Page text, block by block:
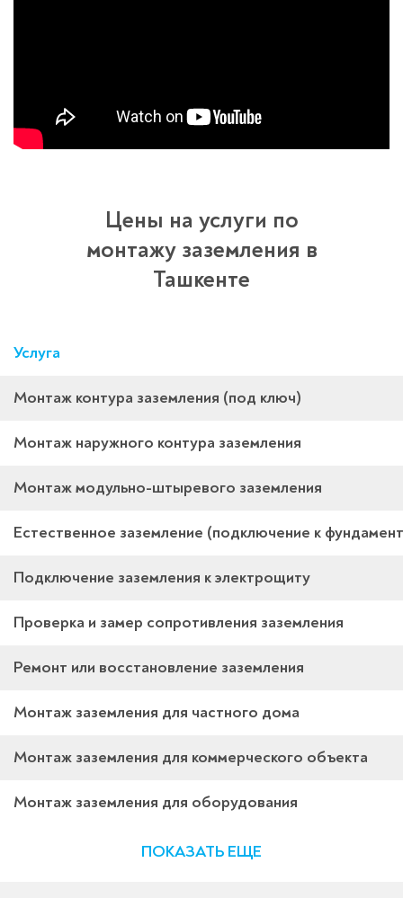
Цены на услуги по
монтажу заземления в
Ташкенте
Услуга
Монтаж контура заземления (под ключ)
Монтаж наружного контура заземления
Монтаж модульно-штыревого заземления
Естественное заземление (подключение к
Подключение заземления к электрощиту
Проверка и замер сопротивления заземления
Ремонт или восстановление заземления
Монтаж заземления для частного дома
Монтаж заземления для коммерческого объекта
Монтаж заземления для оборудования
ПОКАЗАТЬ ЕЩЕ